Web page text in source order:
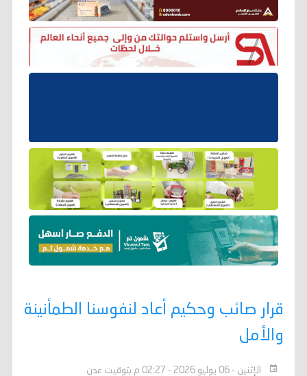
قرار صائب وحكيم أعاد لنفوسنا الطمأنينة
والأمل
الإثنين - 06 يوليو 2026 - 02:27 م بتوقيت عدن